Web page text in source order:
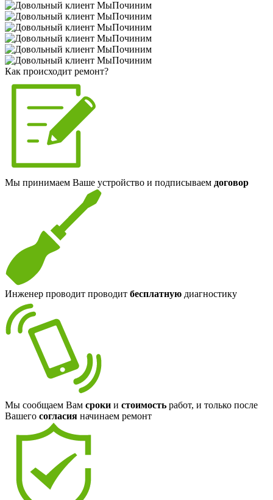
Как происходит ремонт?
Мы принимаем Ваше устройство и подписываем договор
Инженер проводит проводит бесплатную диагностику
Мы сообщаем Вам сроки и стоимость работ, и только после
Вашего согласия начинаем ремонт